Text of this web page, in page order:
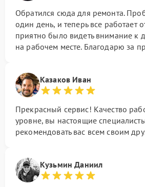
Обратился сюда для ремонта.
один день, и теперь все работает
приятно было видеть внимание к
на рабочем месте. Благодарю за
Казаков Иван
Прекрасный сервис! Качество
уровне, вы настоящие
рекомендовать вас всем своим
Кузьмин Даниил